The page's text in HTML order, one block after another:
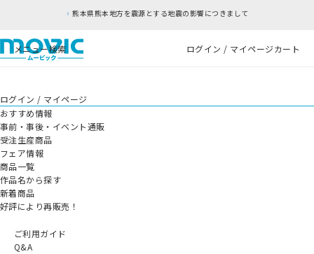
本県熊本地方を震源とする地震の影響につきまして
メニュー検索 ログイン / マイページカート
ログイン / マイページ
おすすめ情報
事前・事後・イベント通販
受注生産商品
フェア情報
商品一覧
作品名から探す
新着商品
好評により再販売！
ご利用ガイド
Q&A